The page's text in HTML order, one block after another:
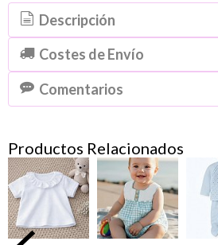
Descripción
Costes de Envío
Comentarios
Productos Relacionados